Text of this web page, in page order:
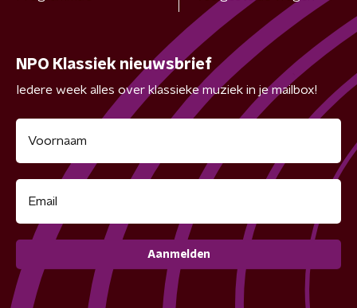
NPO Klassiek nieuwsbrief
Iedere week alles over klassieke muziek in je mailbox!
Aanmelden